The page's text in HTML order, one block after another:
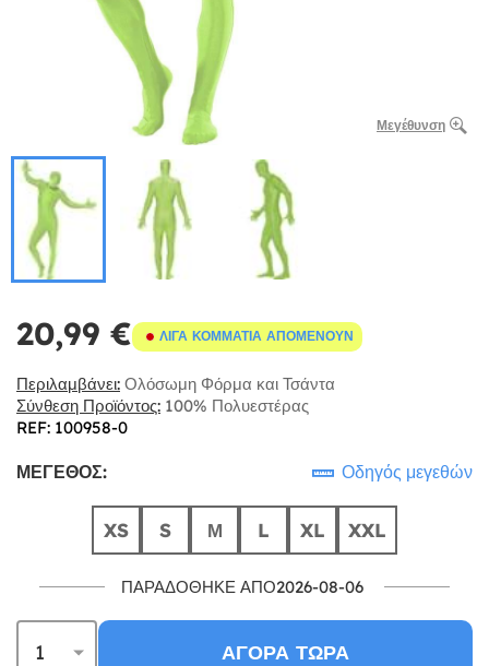
Μεγέθυνση
20,99 € ΛΊΓΑ ΚΟΜΜΆΤΙΑ ΑΠΟΜΈΝΟΥΝ
Περιλαμβάνει: Ολόσωμη Φόρμα και Τσάντα
Σύνθεση Προϊόντος: 100% Πολυεστέρας
REF: 100958-0
ΜΈΓΕΘΟΣ: Οδηγός μεγεθών
XS S Μ L XL XXL
ΠΑΡΑΔΌΘΗΚΕ ΑΠΌ2026-08-06
ΑΓΟΡΆ ΤΏΡΑ